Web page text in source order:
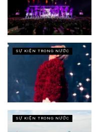
SỰ KIỆN TRONG NƯỚC
SỰ KIỆN TRONG NƯỚC